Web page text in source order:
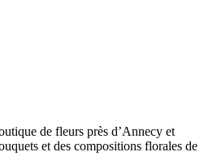
de fleurs près d’Annecy et
et des compositions florales de